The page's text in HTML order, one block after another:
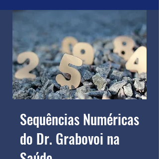
Sequências Numéricas
do Dr. Grabovoi na